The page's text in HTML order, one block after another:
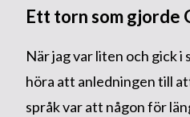
Ett torn som gjorde
När jag var liten och gick i
höra att anledningen till
språk var att någon för